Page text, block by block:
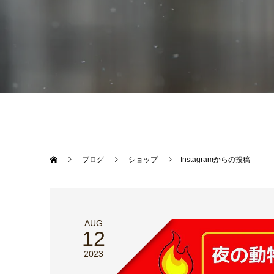
ブログ ショップ Instagramからの投稿
AUG
12
2023